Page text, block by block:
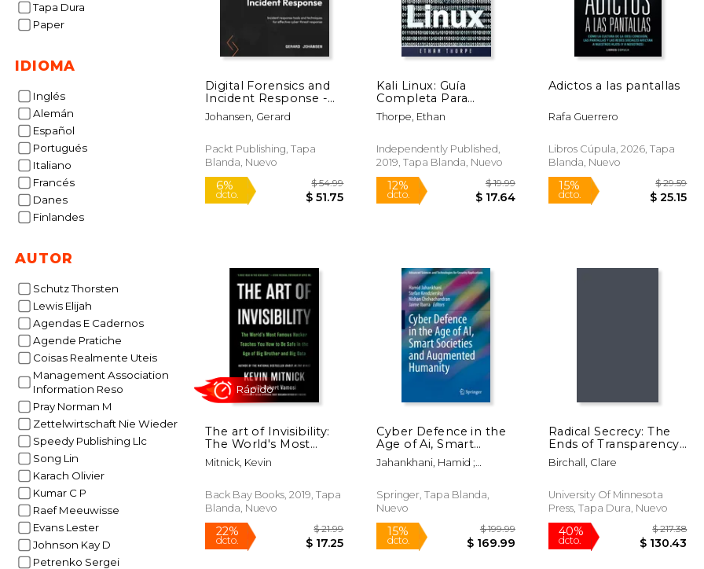
Tapa Dura
Paper
IDIOMA
Inglés
Alemán
Español
Portugués
Italiano
Francés
Danes
Finlandes
AUTOR
Schutz Thorsten
Lewis Elijah
Agendas E Cadernos
Agende Pratiche
Coisas Realmente Uteis
Management Association
Information Reso
Pray Norman M
Zettelwirtschaft Nie Wieder
Speedy Publishing Llc
Song Lin
Karach Olivier
Kumar C P
Raef Meeuwisse
Evans Lester
Johnson Kay D
Petrenko Sergei
Digital Forensics and
Incident Response -
Third Edition: Incident
response tools and
effective cyber threat
response (en Inglés)
Johansen, Gerard
Packt Publishing, Tapa
Blanda, Nuevo
dcto.
Kali Linux: Guía
Completa Para
Principiantes Aprende
Kali Linux Paso a Paso
Thorpe, Ethan
Independently Published,
2019, Tapa Blanda, Nuevo
dcto.
Adictos a las pantallas
Rafa Guerrero
Libros Cúpula, 2026, Tapa
Blanda, Nuevo
dcto.
The art of Invisibility:
The World's Most
Famous Hacker
Teaches you how to
big Brother and big
Data (en Inglés)
Mitnick, Kevin
Back Bay Books, 2019, Tapa
Blanda, Nuevo
Cyber Defence in the
Age of Ai, Smart
Societies and
Augmented Humanity
Jahankhani, Hamid ;
Chelvachandran, Nishan
Springer, Tapa Blanda,
Nuevo
Radical Secrecy: The
Ends of Transparency
in Datafied America
Volume 60 (en Inglés)
Birchall, Clare
University Of Minnesota
Press, Tapa Dura, Nuevo